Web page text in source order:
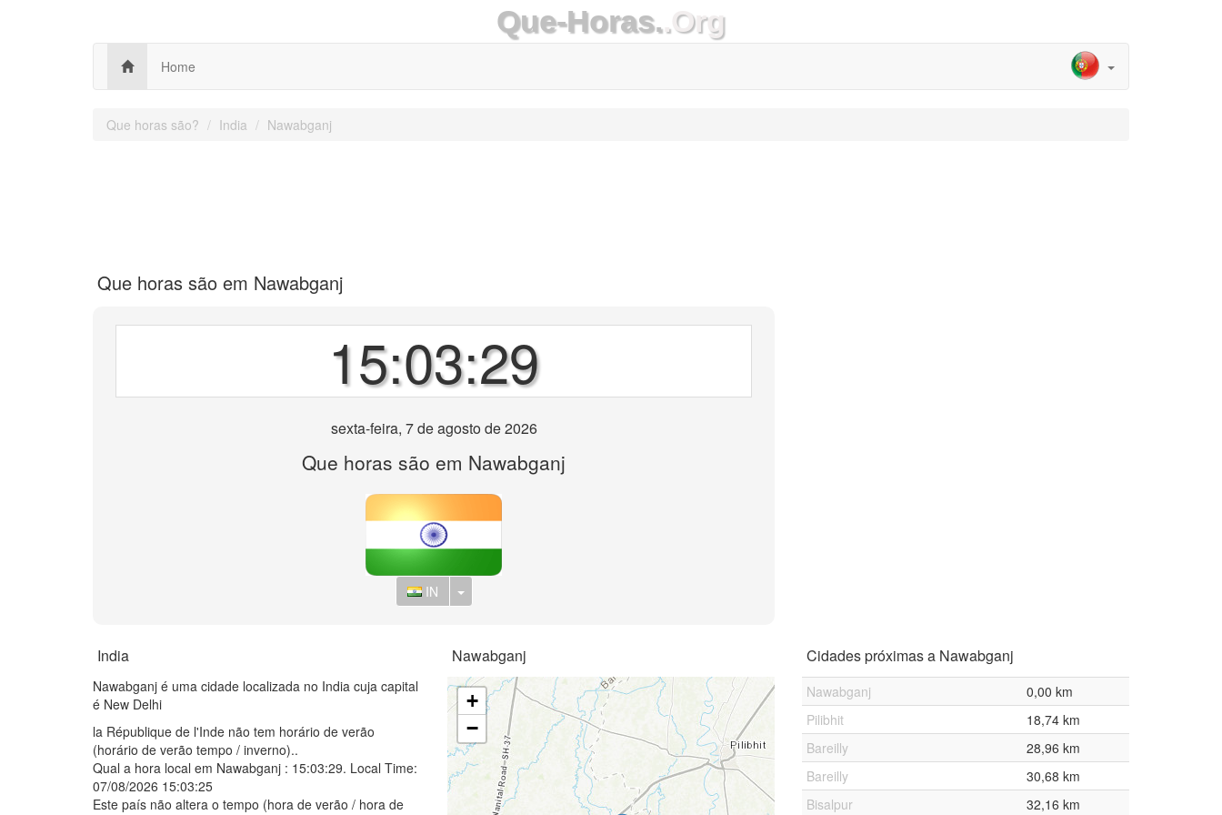
Que-Horas..Org
Home
Que horas são? India Nawabganj
Que horas são em Nawabganj
15:03:29
sexta-feira, 7 de agosto de 2026
Que horas são em Nawabganj
IN Toggle Dropdown
India
Nawabganj é uma cidade localizada no India cuja capital
é New Delhi
la République de l'Inde não tem horário de verão
(horário de verão tempo / inverno)..
Qual a hora local em Nawabganj : 15:03:29. Local Time:
07/08/2026 15:03:25
Este país não altera o tempo (hora de verão / hora de
Nawabganj
+
−
Cidades próximas a Nawabganj
Nawabganj
0,00 km
Pilibhit
18,74 km
Bareilly
28,96 km
Bareilly
30,68 km
Bisalpur
32,16 km